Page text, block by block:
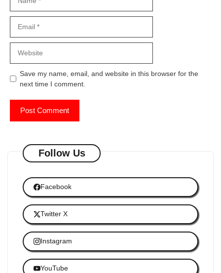
Save my name, email, and website in this browser for the
next time I comment.
Follow Us
Facebook
Twitter X
Instagram
YouTube